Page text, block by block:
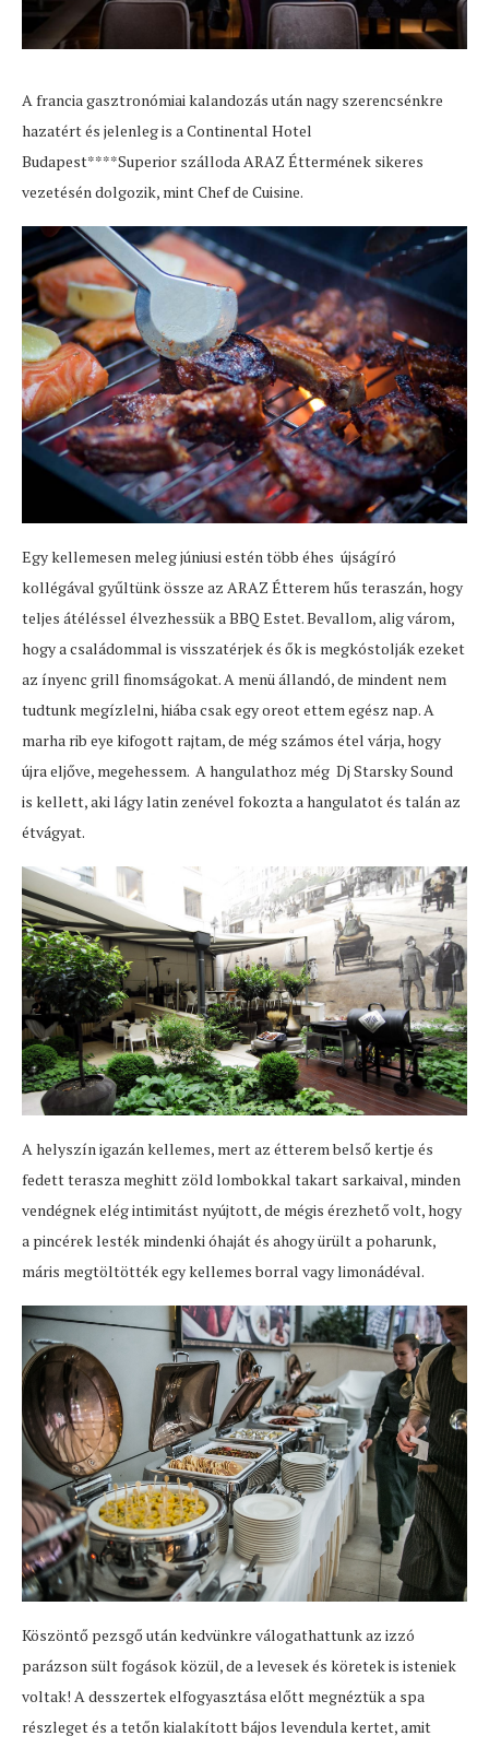
A francia gasztronómiai kalandozás után nagy szerencsénkre
hazatért és jelenleg is a Continental Hotel
Budapest****Superior szálloda ARAZ Éttermének sikeres
vezetésén dolgozik, mint Chef de Cuisine.
Egy kellemesen meleg júniusi estén több éhes újságíró
kollégával gyűltünk össze az ARAZ Étterem hűs teraszán, hogy
teljes átéléssel élvezhessük a BBQ Estet. Bevallom, alig várom,
hogy a családommal is visszatérjek és ők is megkóstolják ezeket
az ínyenc grill finomságokat. A menü állandó, de mindent nem
tudtunk megízlelni, hiába csak egy oreot ettem egész nap. A
marha rib eye kifogott rajtam, de még számos étel várja, hogy
újra eljőve, megehessem. A hangulathoz még Dj Starsky Sound
is kellett, aki lágy latin zenével fokozta a hangulatot és talán az
étvágyat.
A helyszín igazán kellemes, mert az étterem belső kertje és
fedett terasza meghitt zöld lombokkal takart sarkaival, minden
vendégnek elég intimitást nyújtott, de mégis érezhető volt, hogy
a pincérek lesték mindenki óhaját és ahogy ürült a poharunk,
máris megtöltötték egy kellemes borral vagy limonádéval.
Köszöntő pezsgő után kedvünkre válogathattunk az izzó
parázson sült fogások közül, de a levesek és köretek is isteniek
voltak! A desszertek elfogyasztása előtt megnéztük a spa
részleget és a tetőn kialakított bájos levendula kertet, amit